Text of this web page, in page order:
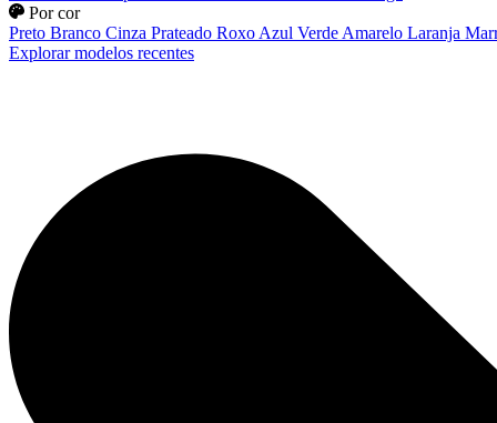
Por cor
Preto Branco Cinza Prateado Roxo Azul Verde Amarelo Laranja
Explorar modelos recentes